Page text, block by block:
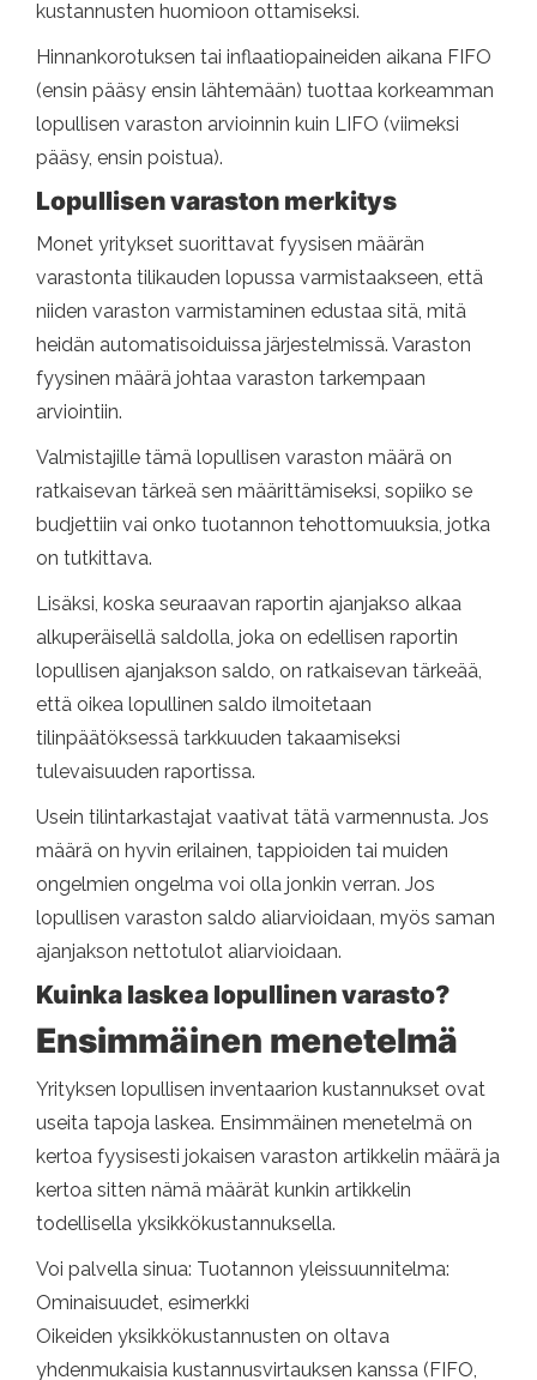
kustannusten huomioon ottamiseksi.
Hinnankorotuksen tai inflaatiopaineiden aikana FIFO
(ensin pääsy ensin lähtemään) tuottaa korkeamman
lopullisen varaston arvioinnin kuin LIFO (viimeksi
pääsy, ensin poistua).
Lopullisen varaston merkitys
Monet yritykset suorittavat fyysisen määrän
varastonta tilikauden lopussa varmistaakseen, että
niiden varaston varmistaminen edustaa sitä, mitä
heidän automatisoiduissa järjestelmissä. Varaston
fyysinen määrä johtaa varaston tarkempaan
arviointiin.
Valmistajille tämä lopullisen varaston määrä on
ratkaisevan tärkeä sen määrittämiseksi, sopiiko se
budjettiin vai onko tuotannon tehottomuuksia, jotka
on tutkittava.
Lisäksi, koska seuraavan raportin ajanjakso alkaa
alkuperäisellä saldolla, joka on edellisen raportin
lopullisen ajanjakson saldo, on ratkaisevan tärkeää,
että oikea lopullinen saldo ilmoitetaan
tilinpäätöksessä tarkkuuden takaamiseksi
tulevaisuuden raportissa.
Usein tilintarkastajat vaativat tätä varmennusta. Jos
määrä on hyvin erilainen, tappioiden tai muiden
ongelmien ongelma voi olla jonkin verran. Jos
lopullisen varaston saldo aliarvioidaan, myös saman
ajanjakson nettotulot aliarvioidaan.
Kuinka laskea lopullinen varasto?
Ensimmäinen menetelmä
Yrityksen lopullisen inventaarion kustannukset ovat
useita tapoja laskea. Ensimmäinen menetelmä on
kertoa fyysisesti jokaisen varaston artikkelin määrä ja
kertoa sitten nämä määrät kunkin artikkelin
todellisella yksikkökustannuksella.
Voi palvella sinua: Tuotannon yleissuunnitelma:
Ominaisuudet, esimerkki
Oikeiden yksikkökustannusten on oltava
yhdenmukaisia ​​kustannusvirtauksen kanssa (FIFO,